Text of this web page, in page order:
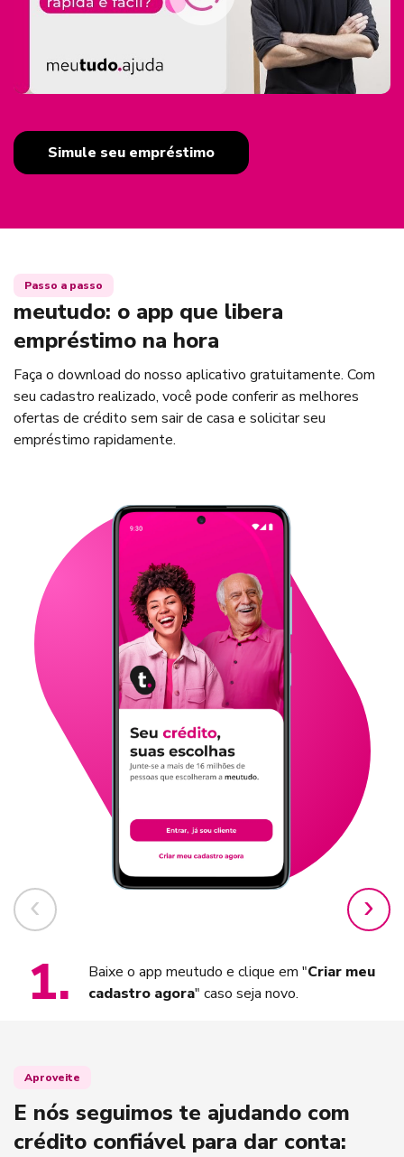
Simule seu empréstimo
Passo a passo
meutudo: o app que libera
empréstimo na hora
Faça o download do nosso aplicativo gratuitamente. Com
seu cadastro realizado, você pode conferir as melhores
ofertas de crédito sem sair de casa e solicitar seu
empréstimo rapidamente.
1. Baixe o app meutudo e clique em "Criar meu
cadastro agora" caso seja novo.
Aproveite
E nós seguimos te ajudando com
crédito confiável para dar conta: